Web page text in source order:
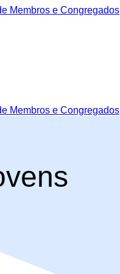
Membros e Congregados
Membros e Congregados